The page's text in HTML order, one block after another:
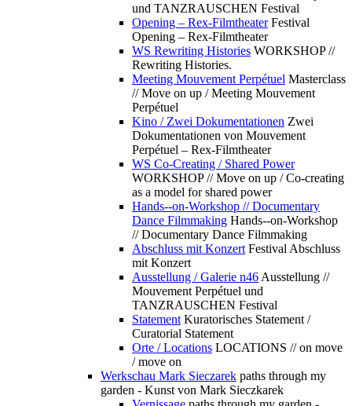
und TANZRAUSCHEN Festival
Opening – Rex-Filmtheater Festival
Opening – Rex-Filmtheater
WS Rewriting Histories WORKSHOP //
Rewriting Histories.
Meeting Mouvement Perpétuel Masterclass
// Move on up / Meeting Mouvement
Perpétuel
Kino / Zwei Dokumentationen Zwei
Dokumentationen von Mouvement
Perpétuel – Rex-Filmtheater
WS Co-Creating / Shared Power
WORKSHOP // Move on up / Co-creating
as a model for shared power
Hands--on-Workshop // Documentary
Dance Filmmaking Hands--on-Workshop
// Documentary Dance Filmmaking
Abschluss mit Konzert Festival Abschluss
mit Konzert
Ausstellung / Galerie n46 Ausstellung //
Mouvement Perpétuel und
TANZRAUSCHEN Festival
Statement Kuratorisches Statement /
Curatorial Statement
Orte / Locations LOCATIONS // on move
/ move on
Werkschau Mark Sieczarek paths through my
garden - Kunst von Mark Sieczkarek